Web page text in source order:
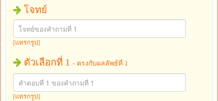
โจทย์
[แทรกรูป]
ตัวเลือกที่ 1 - ตรงกับผลลัพธ์ที่ 1
[แทรกรูป]